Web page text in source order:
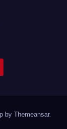
by Themeansar.